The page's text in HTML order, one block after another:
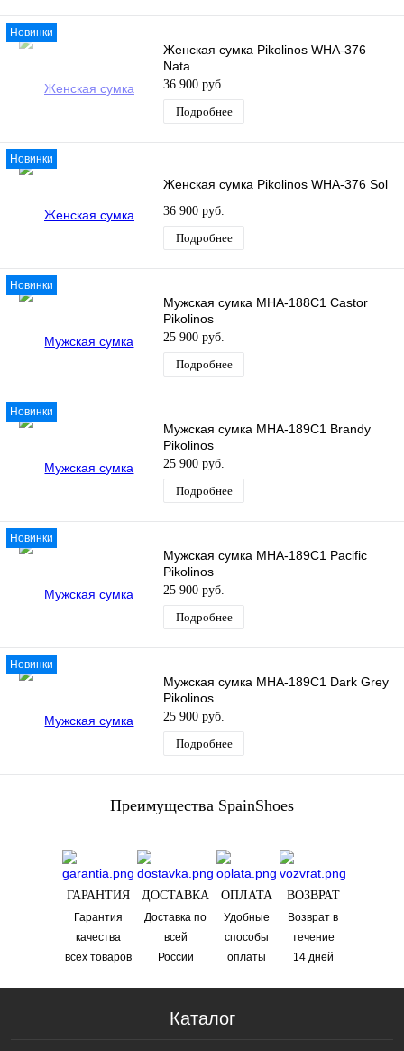
Новинки
Женская сумка Pikolinos WHA-376
Nata
36 900 руб.
Подробнее
Новинки
Женская сумка Pikolinos WHA-376 Sol
36 900 руб.
Подробнее
Новинки
Мужская сумка MHA-188C1 Castor
Pikolinos
25 900 руб.
Подробнее
Новинки
Мужская сумка MHA-189C1 Brandy
Pikolinos
25 900 руб.
Подробнее
Новинки
Мужская сумка MHA-189C1 Pacific
Pikolinos
25 900 руб.
Подробнее
Новинки
Мужская сумка MHA-189C1 Dark Grey
Pikolinos
25 900 руб.
Подробнее
Преимущества SpainShoes
ГАРАНТИЯ ДОСТАВКА ОПЛАТА ВОЗВРАТ
Гарантия
качества
всех товаров
Доставка по
всей
России
Удобные
способы
оплаты
Возврат в
течениe
14 дней
Каталог